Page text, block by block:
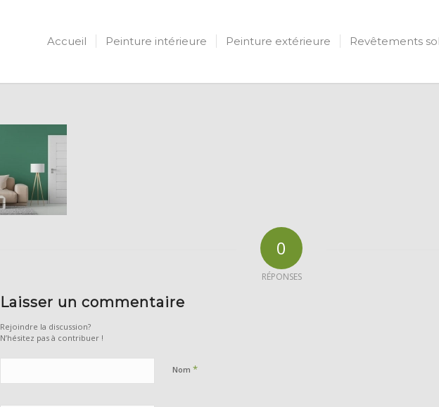
Accueil Peinture intérieure Peinture extérieure Revêtements
0
RÉPONSES
Laisser un commentaire
Rejoindre la discussion?
N’hésitez pas à contribuer !
Nom *